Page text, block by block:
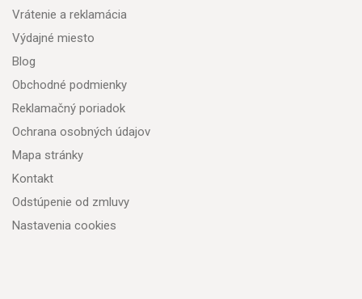
Vrátenie a reklamácia
Výdajné miesto
Blog
Obchodné podmienky
Reklamačný poriadok
Ochrana osobných údajov
Mapa stránky
Kontakt
Odstúpenie od zmluvy
Nastavenia cookies